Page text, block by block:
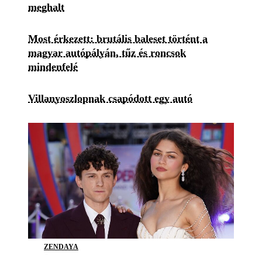
meghalt
Most érkezett: brutális baleset történt a
magyar autópályán, tűz és roncsok
mindenfelé
Villanyoszlopnak csapódott egy autó
ZENDAYA